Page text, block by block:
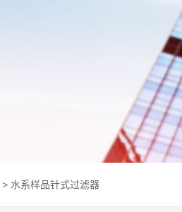
> 水系样品针式过滤器